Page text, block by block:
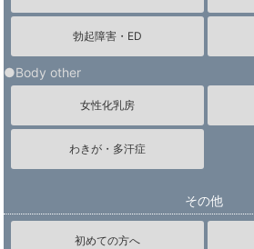
勃起障害・ED
●Body other
女性化乳房
わきが・多汗症
その他
初めての方へ